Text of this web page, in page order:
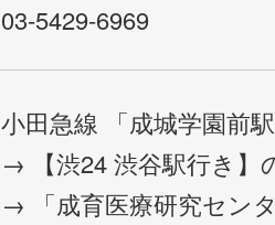
03-5429-6969
小田急線 「成城学園前
→ 【渋24 渋谷駅行き】
→ 「成育医療研究セン